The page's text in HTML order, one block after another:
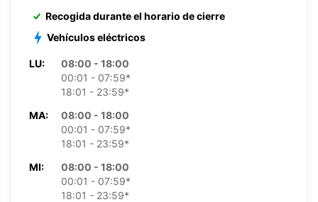
Recogida durante el horario de cierre
Vehículos eléctricos
LU:
08:00 - 18:00
00:01 - 07:59*
18:01 - 23:59*
MA:
08:00 - 18:00
00:01 - 07:59*
18:01 - 23:59*
MI:
08:00 - 18:00
00:01 - 07:59*
18:01 - 23:59*